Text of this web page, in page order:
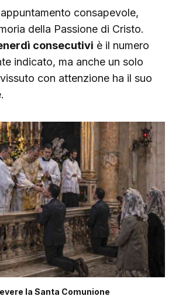
consapevole,
della Passione di Cristo.
consecutivi è il numero
indicato, ma anche un solo
con attenzione ha il suo
la Santa Comunione